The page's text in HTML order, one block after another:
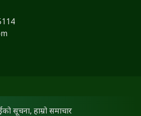
सूचना, हाम्रो समाचार